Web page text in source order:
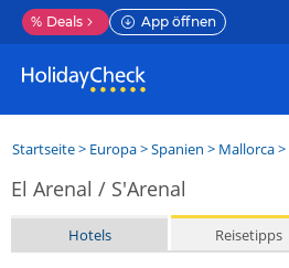
% Deals App öffnen
Startseite> Europa>Spanien > Mallorca>
El Arenal / S'Arenal
Hotels Reisetipps